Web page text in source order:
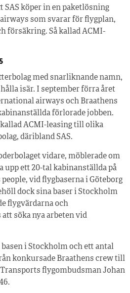
SAS köper in en paketlösning
som svarar för flygplan,
försäkring. Så kallad ACMI-
med snarliknande namn,
isär. I september förra året
airways och Braathens
förlorade jobben.
kallad ACMI-leasing till olika
däribland SAS.
vidare, möblerade om
upp ett 20-tal kabinanställda på
vid flygbaserna i Göteborg
dock sina baser i Stockholm
flygvärdarna och
söka nya arbeten vid
i Stockholm och ett antal
konkursade Braathens crew till
Transports flygombudsman Johan